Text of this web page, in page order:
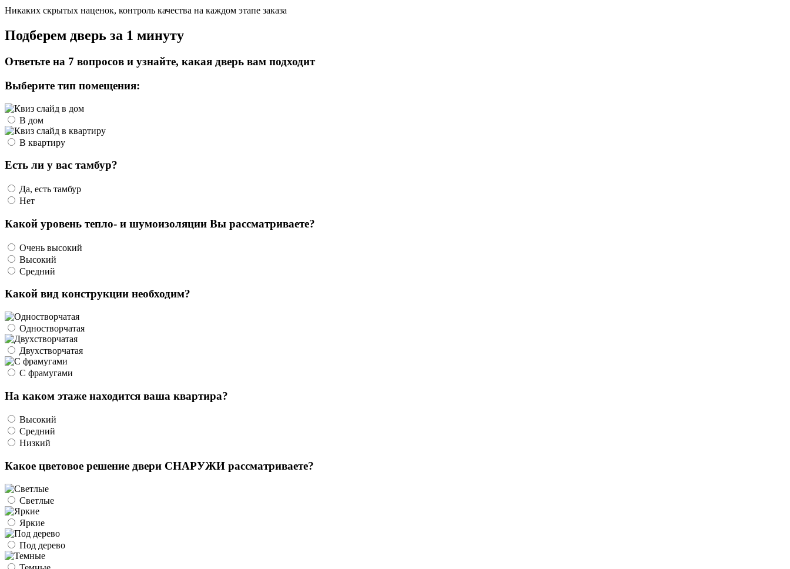
Никаких скрытых наценок, контроль качества на каждом этапе заказа
Подберем дверь за 1 минуту
Ответьте на 7 вопросов и узнайте, какая дверь вам подходит
Выберите тип помещения:
В дом
В квартиру
Есть ли у вас тамбур?
Да, есть тамбур
Нет
Какой уровень тепло- и шумоизоляции Вы рассматриваете?
Очень высокий
Высокий
Средний
Какой вид конструкции необходим?
Одностворчатая
Двухстворчатая
С фрамугами
На каком этаже находится ваша квартира?
Высокий
Средний
Низкий
Какое цветовое решение двери СНАРУЖИ рассматриваете?
Светлые
Яркие
Под дерево